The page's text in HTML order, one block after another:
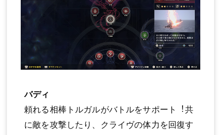
バディ
頼れる相棒トルガルがバトルをサポート︕共
に敵を攻撃したり、クライヴの体力を回復す